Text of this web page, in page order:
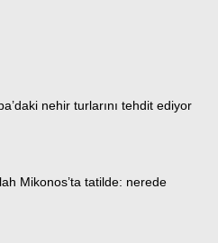
nehir turlarını tehdit ediyor
Mikonos’ta tatilde: nerede